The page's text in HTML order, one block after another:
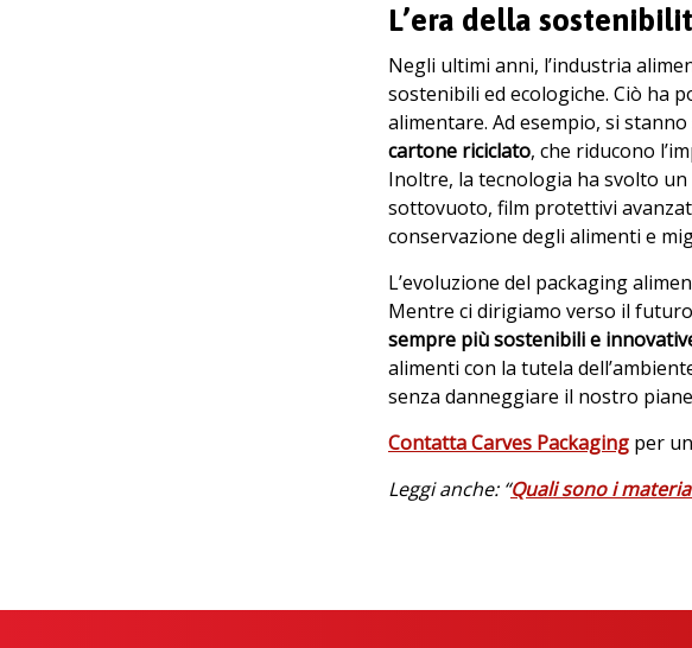
L’era della
Negli ultimi anni, l’industria
sostenibili ed ecologiche. Ciò ha
alimentare. Ad esempio, si
cartone riciclato, che riducono
Inoltre, la tecnologia ha svolto
sottovuoto, film protettivi
conservazione degli alimenti e
L’evoluzione del packaging
Mentre ci dirigiamo verso il
sempre più sostenibili e
alimenti con la tutela
senza danneggiare il nostro
Contatta Carves Packaging per
Leggi anche: “Quali sono i